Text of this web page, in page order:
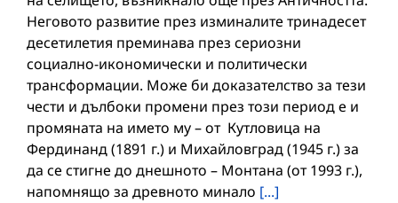
Неговото развитие през изминалите тринадесет
десетилетия преминава през сериозни
социално-икономически и политически
трансформации. Може би доказателство за тези
чести и дълбоки промени през този период е и
промяната на името му – от Кутловица на
Фердинанд (1891 г.) и Михайловград (1945 г.) за
да се стигне до днешното – Монтана (от 1993 г.),
напомнящо за древното минало [...]